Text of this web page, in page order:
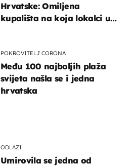
ODLAZI
Umirovila se jedna od
Hrvatske: Omiljena
kupališta na koja lokalci u
POKROVITELJ CORONA
Među 100 najboljih plaža
svijeta našla se i jedna
hrvatska